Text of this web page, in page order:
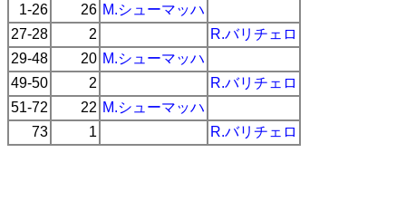
1-26
26 M.シューマッハ
27-28
2
R.バリチェロ
29-48
20 M.シューマッハ
49-50
2
R.バリチェロ
51-72
22 M.シューマッハ
73
1 R.バリチェロ